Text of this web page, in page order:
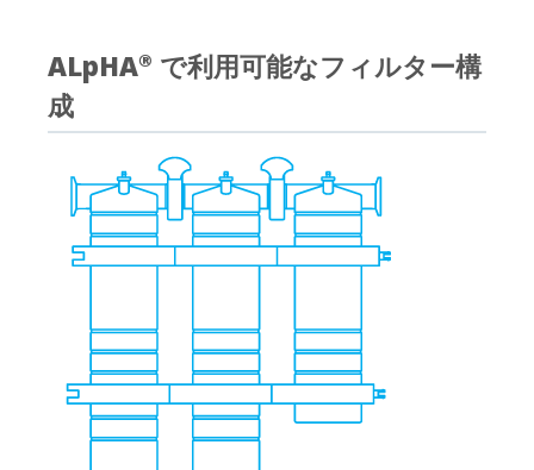
ALpHA® で利用可能なフィルター構
成